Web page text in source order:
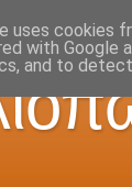
uses cookies
with Google
and to detect